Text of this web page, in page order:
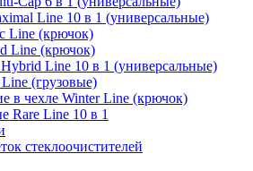
Line 10 в 1 (универсальные)
Line (крючок)
Line (крючок)
Line 10 в 1 (универсальные)
(грузовые)
в чехле Winter Line (крючок)
Rare Line 10 в 1
стеклоочистителей